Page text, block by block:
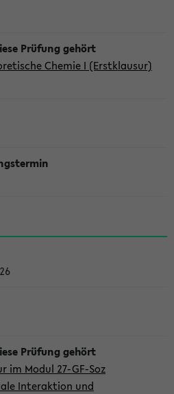
Chemie I (Erstklausur)
im Modul 27-GF-Soz
Interaktion und